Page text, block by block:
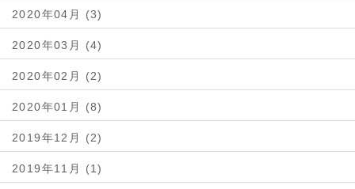
2020年04月 (3)
2020年03月 (4)
2020年02月 (2)
2020年01月 (8)
2019年12月 (2)
2019年11月 (1)